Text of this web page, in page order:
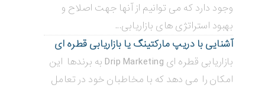
وجود دارد که می توانیم از آنها جهت اصلاح و
بهبود استراتژی های بازاریابی...
آشنایی با دریپ مارکتینگ یا بازاریابی قطره ای
بازاریابی قطره ای Drip Marketing به برندها این
امکان را می دهد که با مخاطبان خود در تعامل